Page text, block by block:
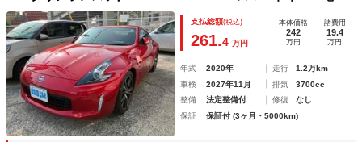
格納ミラー シートヒーター アルミホイール 盗難防止シス
テム 衝突安全ボディ ＡＢＳ ＥＳＣ ＣＤ エアコン
支払総額(税込)
261.4 万円
本体価格
242
万円
諸費用
19.4
万円
年式 2020年 走行
1.2万km
車検
2027年11月 排気
3700cc
整備
法定整備付 修復
なし
保証
保証付 (3ヶ月・5000km)